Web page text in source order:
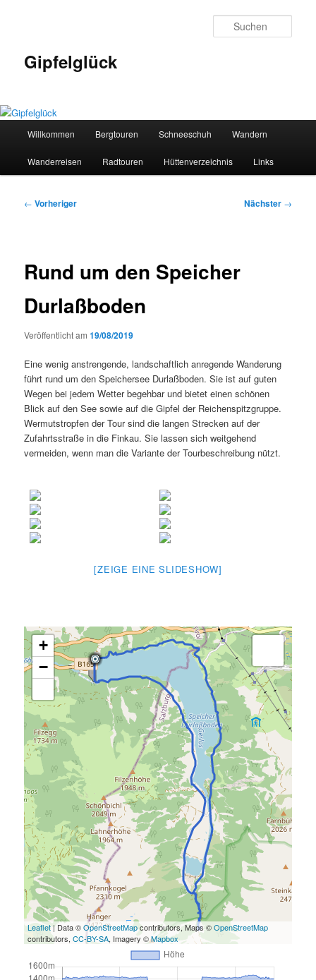
Gipfelglück
Willkommen Bergtouren Schneeschuh Wandern
Wanderreisen Radtouren Hüttenverzeichnis Links
Beitragsnavigation
← Vorheriger Nächster →
Rund um den Speicher
Durlaßboden
Veröffentlicht am19/08/2019
Eine wenig anstrengende, landschaftlich anregende Wanderung
führt rund um den Speichersee Durlaßboden. Sie ist auf guten
Wegen bei jedem Wetter begehbar und bietet einen schönen
Blick auf den See sowie auf die Gipfel der Reichenspitzgruppe.
Wermutstropfen der Tour sind die langen Strecken auf der
Zufahrtsstraße in die Finkau. Sie lassen sich weitgehend
vermeiden, wenn man die Variante der Tourbeschreibung nützt.
[ZEIGE EINE SLIDESHOW]
+
−
Leaflet | Data ©OpenStreetMapcontributors, Maps ©OpenStreetMap
contributors,CC-BY-SA, Imagery ©Mapbox